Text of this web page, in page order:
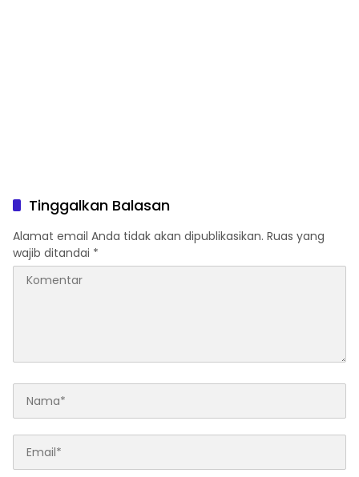
Tinggalkan Balasan
Alamat email Anda tidak akan dipublikasikan. Ruas yang
wajib ditandai *